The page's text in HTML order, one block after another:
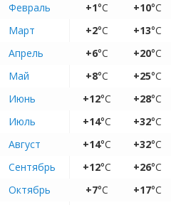
Февраль
+1°C +10°C
Март
+2°C +13°C
Апрель
+6°C +20°C
Май
+8°C +25°C
Июнь
+12°C +28°C
Июль
+14°C +32°C
Август
+14°C +32°C
Сентябрь
+12°C +26°C
Октябрь
+7°C +17°C